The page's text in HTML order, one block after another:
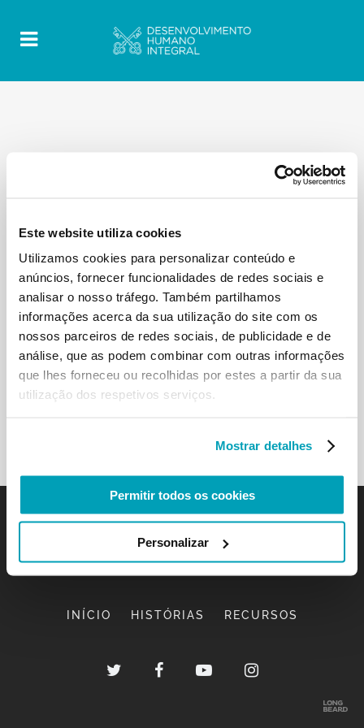
Este website utiliza cookies
Utilizamos cookies para personalizar conteúdo e
anúncios, fornecer funcionalidades de redes sociais e
analisar o nosso tráfego. Também partilhamos
informações acerca da sua utilização do site com os
nossos parceiros de redes sociais, de publicidade e de
análise, que as podem combinar com outras informações
que lhes forneceu ou recolhidas por estes a partir da sua
utilização dos respetivos serviços.
Mostrar detalhes
Permitir todos os cookies
Personalizar
INÍCIO HISTÓRIAS RECURSOS